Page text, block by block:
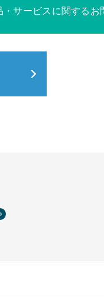
・サービスに関するお